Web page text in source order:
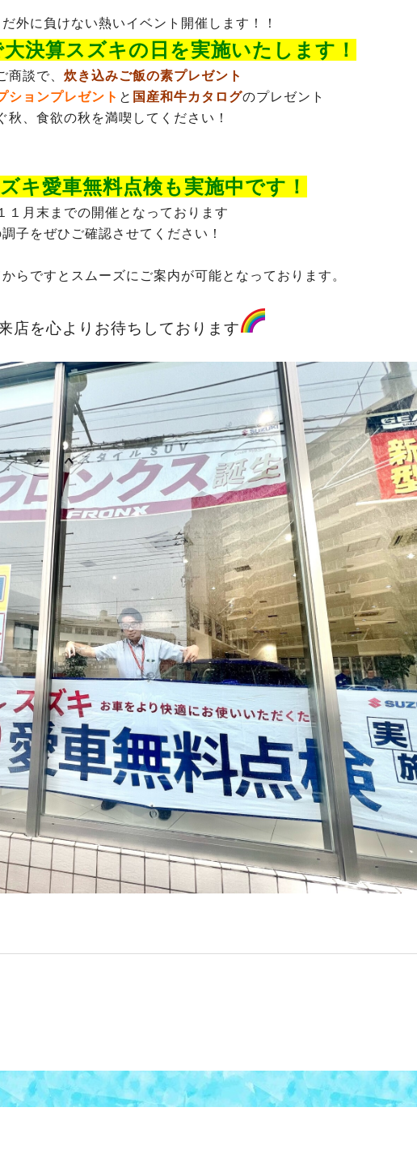
外に負けない熱いイベント開催します！！
決算スズキの日を実施いたします！
商談で、 炊き込みご飯の素プレゼント
ションプレゼント と 国 産和牛カタログのプレゼント
秋、食欲の秋を満喫してください！
ズキ愛車無料点検も実施中です！
１月末までの開催となっております
子をぜひご確認させてください！
らですとスムーズにご案内が可能となっております。
店を心よりお待ちしております